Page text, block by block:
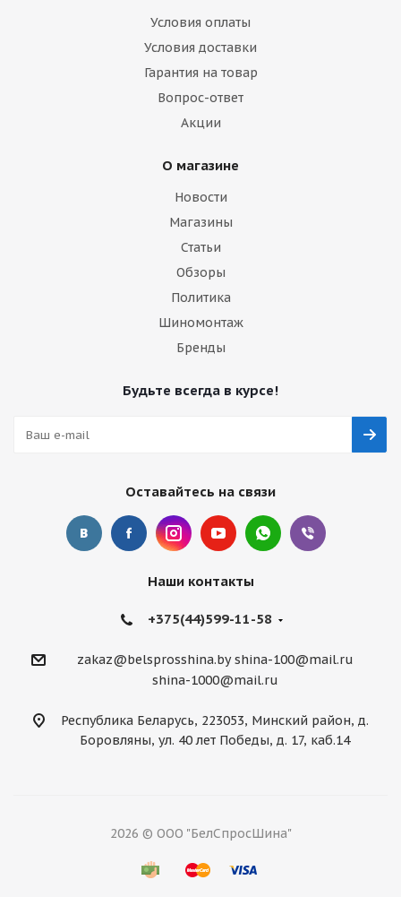
Условия оплаты
Условия доставки
Гарантия на товар
Вопрос-ответ
Акции
О магазине
Новости
Магазины
Статьи
Обзоры
Политика
Шиномонтаж
Бренды
Будьте всегда в курсе!
Оставайтесь на связи
Наши контакты
+375(44)599-11-58
zakaz@belsprosshina.by shina-100@mail.ru
shina-1000@mail.ru
Республика Беларусь, 223053, Минский район, д.
Боровляны, ул. 40 лет Победы, д. 17, каб.14
2026 © ООО "БелСпросШина"